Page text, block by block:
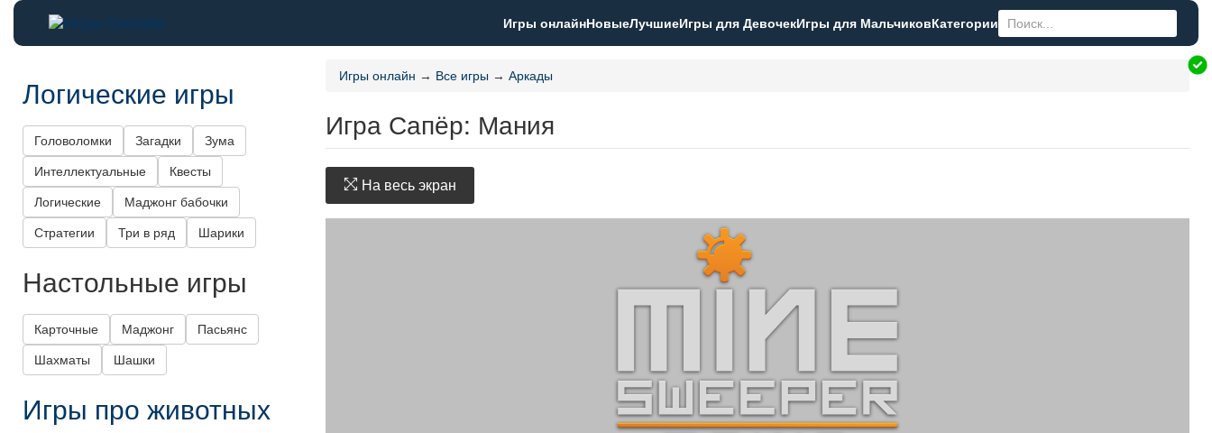
Игры онлайнНовыеЛучшиеИгры для ДевочекИгры для МальчиковКатегории
Игры онлайн → Все игры → Аркады
Игра Сапёр: Мания
На весь экран
Логические игры
Головоломки Загадки Зума
Интеллектуальные Квесты
Логические Маджонг бабочки
Стратегии Три в ряд Шарики
Настольные игры
Карточные Маджонг Пасьянс
Шахматы Шашки
Игры про животных